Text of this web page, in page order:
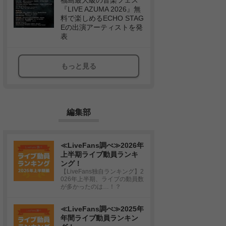
『LIVE AZUMA 2026』無
料で楽しめるECHO STAG
Eの出演アーティストを発
表
もっと見る
編集部
≪LiveFans調べ≫2026年
上半期ライブ動員ランキ
ング！
【LiveFans独自ランキング】2
026年上半期、ライブの動員数
が多かったのは…！？
≪LiveFans調べ≫2025年
年間ライブ動員ランキン